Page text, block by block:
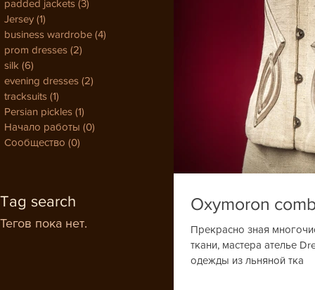
padded jackets (3)
Jersey (1)
business wardrobe (4)
prom dresses (2)
silk (6)
evening dresses (2)
tracksuits (1)
Persian pickles (1)
Начало работы (0)
Сообщество (0)
Tag search
Тегов пока нет.
Прекрасно зная
ткани, мастера ателье
одежды из льняной тка